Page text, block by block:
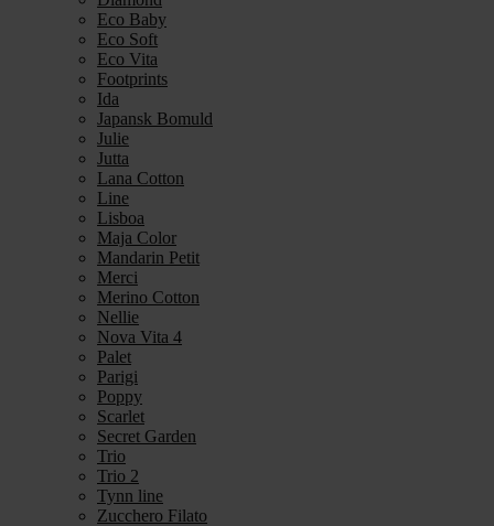
Eco Baby
Eco Soft
Eco Vita
Footprints
Ida
Japansk Bomuld
Julie
Jutta
Lana Cotton
Line
Lisboa
Maja Color
Mandarin Petit
Merci
Merino Cotton
Nellie
Nova Vita 4
Palet
Parigi
Poppy
Scarlet
Secret Garden
Trio
Trio 2
Tynn line
Zucchero Filato